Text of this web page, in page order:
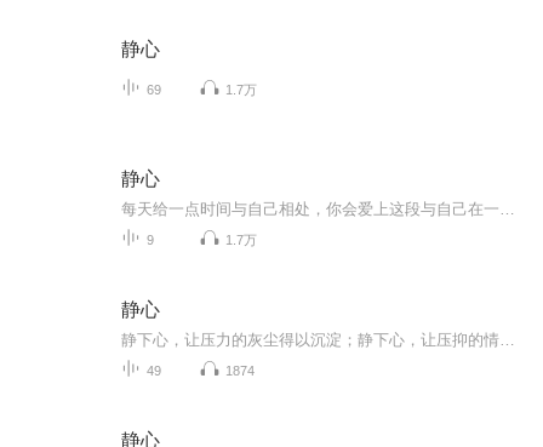
静心
69 1.7万
静心
9 1.7万
静心
49 1874
静心